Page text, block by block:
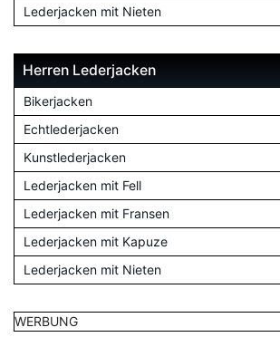
Lederjacken mit Nieten
Herren Lederjacken
Bikerjacken
Echtlederjacken
Kunstlederjacken
Lederjacken mit Fell
Lederjacken mit Fransen
Lederjacken mit Kapuze
Lederjacken mit Nieten
WERBUNG